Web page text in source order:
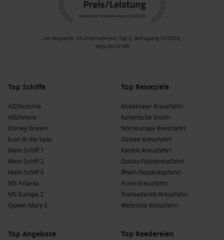
Top Schiffe
AIDAcosma
AIDAnova
Disney Dream
Icon of the Seas
Mein Schiff 1
Mein Schiff 2
Mein Schiff 6
MS Artania
MS Europa 2
Queen Mary 2
Top Reiseziele
Mittelmeer Kreuzfahrt
Kanarische Inseln
Nordeuropa Kreuzfahrt
Ostsee Kreuzfahrt
Karibik Kreuzfahrt
Donau Flusskreuzfahrt
Rhein Flusskreuzfahrt
Asien Kreuzfahrt
Transatlantik Kreuzfahrt
Weltreise Kreuzfahrt
Top Angebote Top Reedereien